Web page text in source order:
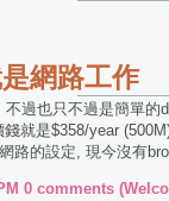
網路工作
過也只不過是簡單
就是$358/year
路的設定, 現今沒有
0 comments